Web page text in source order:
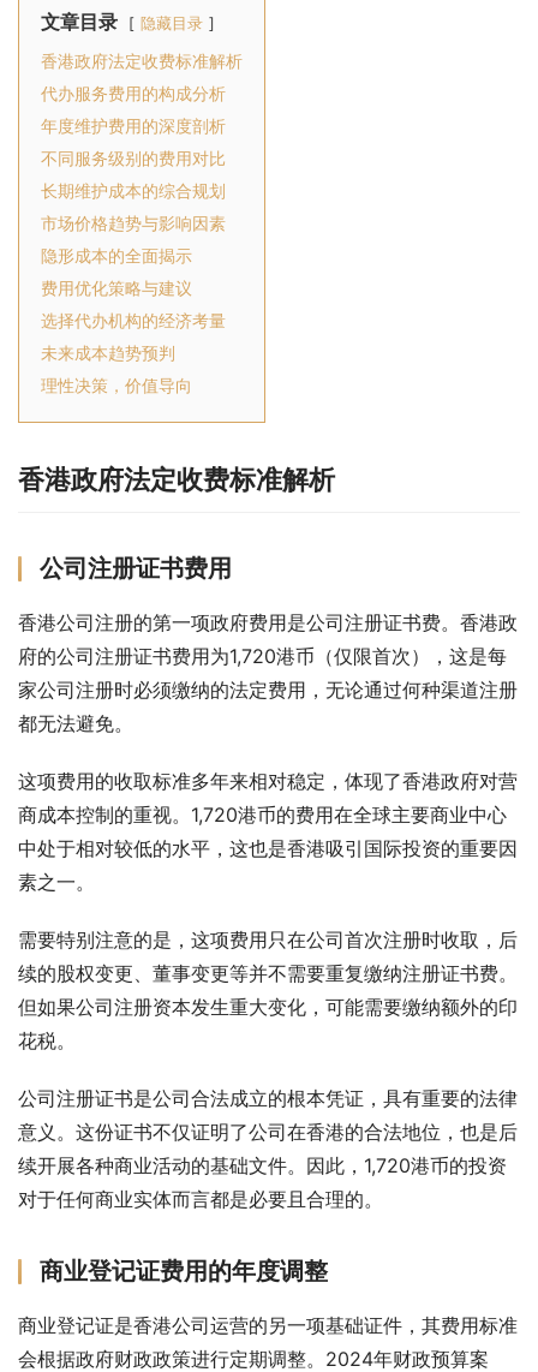
文章目录 隐藏目录
香港政府法定收费标准解析
代办服务费用的构成分析
年度维护费用的深度剖析
不同服务级别的费用对比
长期维护成本的综合规划
市场价格趋势与影响因素
隐形成本的全面揭示
费用优化策略与建议
选择代办机构的经济考量
未来成本趋势预判
理性决策，价值导向
香港政府法定收费标准解析
公司注册证书费用
香港公司注册的第一项政府费用是公司注册证书费。香港政
府的公司注册证书费用为1,720港币（仅限首次），这是每
家公司注册时必须缴纳的法定费用，无论通过何种渠道注册
都无法避免。
这项费用的收取标准多年来相对稳定，体现了香港政府对营
商成本控制的重视。1,720港币的费用在全球主要商业中心
中处于相对较低的水平，这也是香港吸引国际投资的重要因
素之一。
需要特别注意的是，这项费用只在公司首次注册时收取，后
续的股权变更、董事变更等并不需要重复缴纳注册证书费。
但如果公司注册资本发生重大变化，可能需要缴纳额外的印
花税。
公司注册证书是公司合法成立的根本凭证，具有重要的法律
意义。这份证书不仅证明了公司在香港的合法地位，也是后
续开展各种商业活动的基础文件。因此，1,720港币的投资
对于任何商业实体而言都是必要且合理的。
商业登记证费用的年度调整
商业登记证是香港公司运营的另一项基础证件，其费用标准
会根据政府财政政策进行定期调整。2024年财政预算案